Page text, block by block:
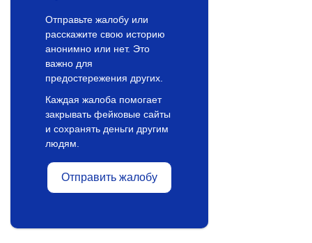
Отправьте жалобу или
расскажите свою историю
анонимно или нет. Это
важно для
предостережения других.
Каждая жалоба помогает
закрывать фейковые сайты
и сохранять деньги другим
людям.
Отправить жалобу